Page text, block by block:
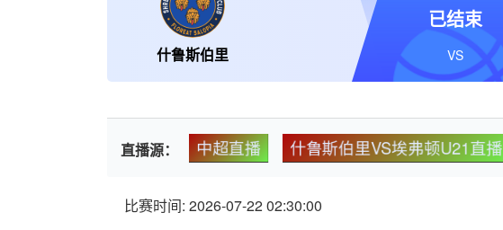
什鲁斯伯里
已结束
VS
直播源： 中超直播 什鲁斯伯里VS埃弗顿U21直播
比赛时间: 2026-07-22 02:30:00